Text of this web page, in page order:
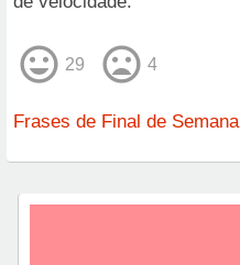
29 4
Frases de Final de Semana